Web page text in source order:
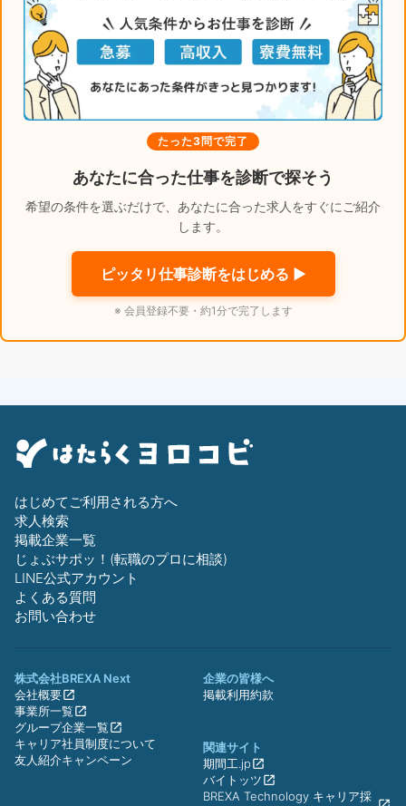
たった3問で完了
あなたに合った仕事を診断で探そう
希望の条件を選ぶだけで、あなたに合った求人をすぐにご紹介
します。
ピッタリ仕事診断をはじめる ▶
※ 会員登録不要・約1分で完了します
はじめてご利用される方へ
求人検索
掲載企業一覧
じょぶサポッ！(転職のプロに相談)
LINE公式アカウント
よくある質問
お問い合わせ
株式会社BREXA Next
会社概要
事業所一覧
グループ企業一覧
キャリア社員制度について
友人紹介キャンペーン
企業の皆様へ
掲載利用約款
関連サイト
期間工.jp
バイトッツ
BREXA Technology キャリア採